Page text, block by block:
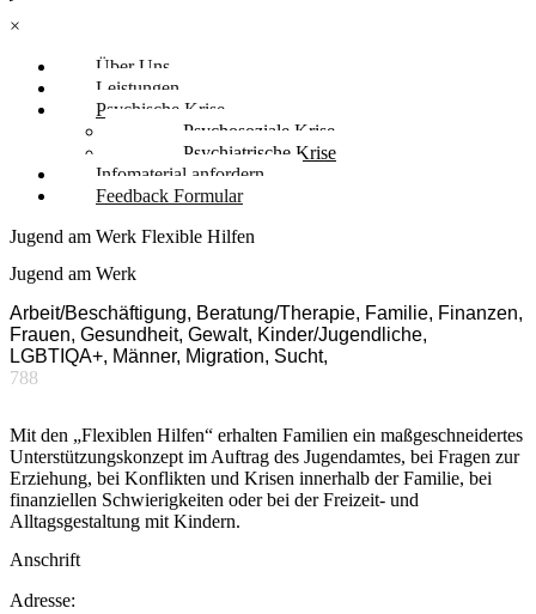
×
Über Uns
Leistungen
Psychische Krise
Psychosoziale Krise
Psychiatrische Krise
Infomaterial anfordern
Feedback Formular
Jugend am Werk Flexible Hilfen
Jugend am Werk
Arbeit/Beschäftigung, Beratung/Therapie, Familie, Finanzen,
Frauen, Gesundheit, Gewalt, Kinder/Jugendliche,
LGBTIQA+, Männer, Migration, Sucht,
788
Mit den „Flexiblen Hilfen“ erhalten Familien ein maßgeschneidertes
Unterstützungskonzept im Auftrag des Jugendamtes, bei Fragen zur
Erziehung, bei Konflikten und Krisen innerhalb der Familie, bei
finanziellen Schwierigkeiten oder bei der Freizeit- und
Alltagsgestaltung mit Kindern.
Anschrift
Adresse: